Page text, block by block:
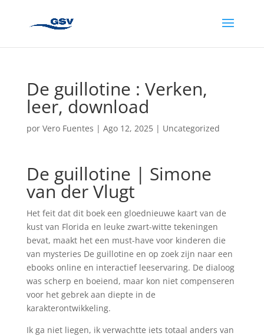
De guillotine : Verken,
leer, download
por Vero Fuentes | Ago 12, 2025| Uncategorized
De guillotine | Simone
van der Vlugt
Het feit dat dit boek een gloednieuwe kaart van de
kust van Florida en leuke zwart-witte tekeningen
bevat, maakt het een must-have voor kinderen die
van mysteries De guillotine en op zoek zijn naar een
ebooks online en interactief leeservaring. De dialoog
was scherp en boeiend, maar kon niet compenseren
voor het gebrek aan diepte in de
karakterontwikkeling.
Ik ga niet liegen, ik verwachtte iets totaal anders van